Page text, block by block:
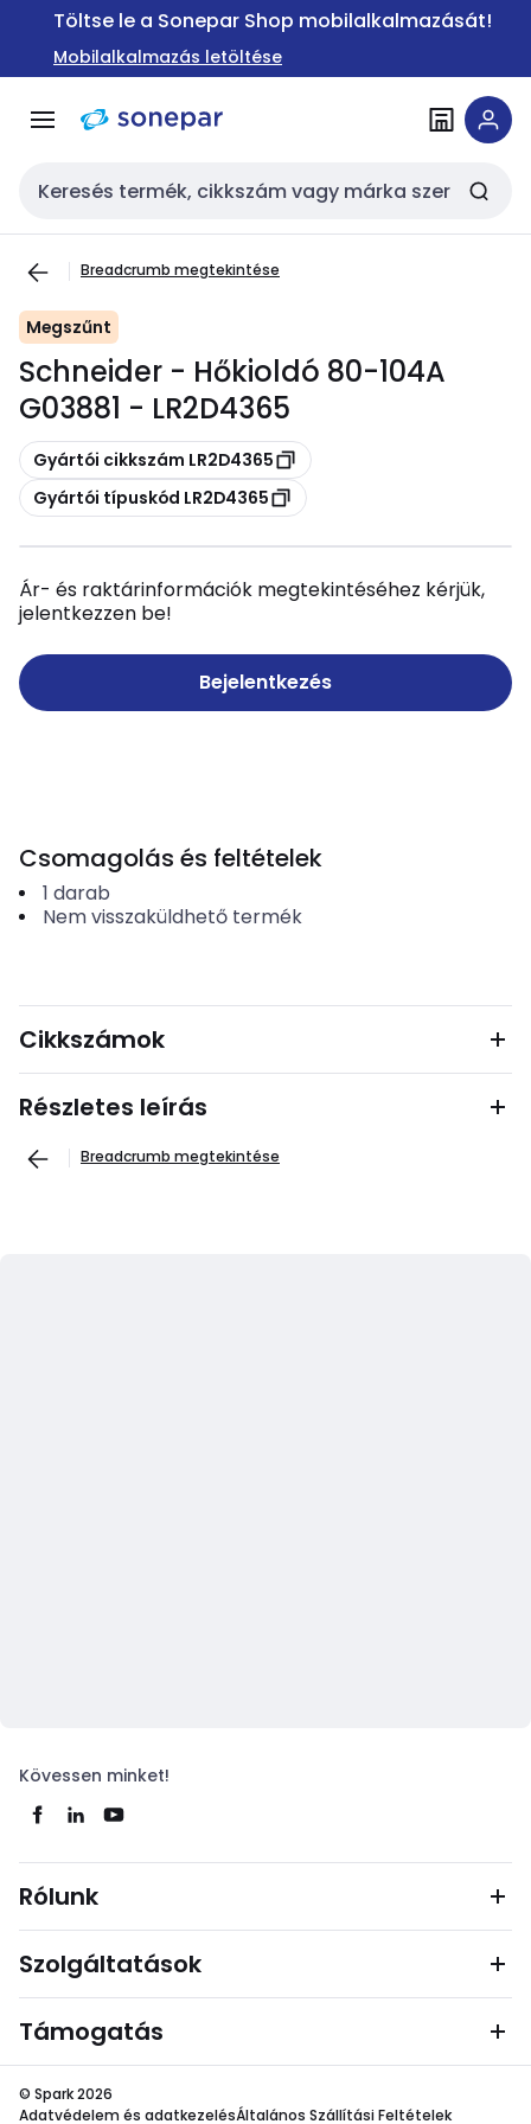
Ugrás a
Ugrás a
tartalomra
Töltse le a Sonepar Shop mobilalkalmazását!
Mobilalkalmazás letöltése
Keresési bemenet
Breadcrumb megtekintése
Megszűnt
Schneider - Hőkioldó 80-104A
G03881 - LR2D4365
Másolás
Gyártói cikkszám LR2D4365
Másolás
Gyártói típuskód LR2D4365
Ár- és raktárinformációk megtekintéséhez kérjük,
jelentkezzen be!
Bejelentkezés
Csomagolás és feltételek
1 darab
Nem visszaküldhető termék
Cikkszámok
Részletes leírás
Breadcrumb megtekintése
Kövessen minket!
Rólunk
Szolgáltatások
Támogatás
© Spark 2026
Adatvédelem és adatkezelésÁltalános Szállítási Feltételek